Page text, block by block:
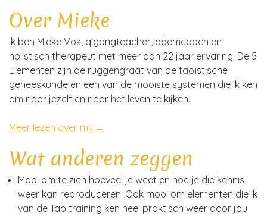
Over Mieke
Ik ben Mieke Vos, qigongteacher, ademcoach en
holistisch therapeut met meer dan 22 jaar ervaring. De 5
Elementen zijn de ruggengraat van de taoïstische
geneeskunde en een van de mooiste systemen die ik ken
om naar jezelf en naar het leven te kijken.
Meer lezen over mij →
Wat anderen zeggen
Mooi om te zien hoeveel je weet en hoe je die kennis
weer kan reproduceren. Ook mooi om elementen die ik
van de Tao training ken heel praktisch weer door jou